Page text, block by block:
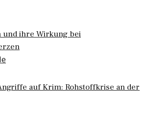
und ihre Wirkung bei
auf Krim: Rohstoffkrise an der